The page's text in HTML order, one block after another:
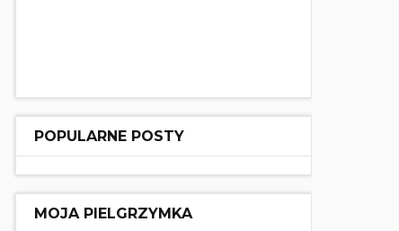
POPULARNE POSTY
MOJA PIELGRZYMKA